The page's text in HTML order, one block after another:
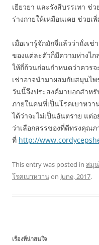
เยียวยา และรังสีบรรเทา ช่
ร่างกายให้เหมือนเคย ช่วย
เมื่อเรารู้จักมักจี่แล้วว่าถั่ง
ของแต่ละตัวก็มีความห่างไก
ให้ถี่ถ้วนก่อนกำหนดว่าควรจ
เช่าอาจนำมาผสมกับสมุนไ
วันนี้จึงประสงค์มาบอกสำห
ภายในคนที่เป็นโรคเบาหวา
ได้ว่าจะไม่เป็นอันตราย แต่
ว่าเลือกสรรของที่ดีทรงคุณ
ที่ http://
This entry was posted in สมุ
โรคเบาหวานon June, 2017.
เรื่องที่น่าสนใจ